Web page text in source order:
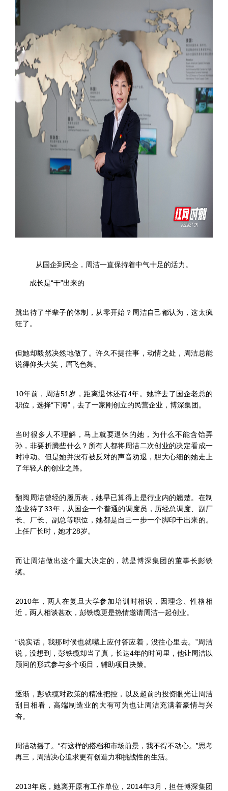
从国企到民企，周洁一直保持着中气十足的活力。
成长是“干”出来的
跳出待了半辈子的体制，从零开始？周洁自己都认为，这太疯
狂了。
但她却毅然决然地做了。许久不提往事，动情之处，周洁总能
说得仰头大笑，眉飞色舞。
10年前，周洁51岁，距离退休还有4年。她辞去了国企老总的
职位，选择“下海”，去了一家刚创立的民营企业，博深集团。
当时很多人不理解，马上就要退休的她，为什么不能含饴弄
孙，非要折腾些什么？所有人都将周洁二次创业的决定看成一
时冲动。但是她并没有被反对的声音劝退，胆大心细的她走上
了年轻人的创业之路。
翻阅周洁曾经的履历表，她早已算得上是行业内的翘楚。在制
造业待了33年，从国企一个普通的调度员，历经总调度、副厂
长、厂长、副总等职位，她都是自己一步一个脚印干出来的。
上任厂长时，她才28岁。
而让周洁做出这个重大决定的，就是博深集团的董事长彭铁
缆。
2010年，两人在复旦大学参加培训时相识，因理念、性格相
近，两人相谈甚欢，彭铁缆更是热情邀请周洁一起创业。
“说实话，我那时候也就嘴上应付答应着，没往心里去。”周洁
说，没想到，彭铁缆却当了真，长达4年的时间里，他让周洁以
顾问的形式参与多个项目，辅助项目决策。
逐渐，彭铁缆对政策的精准把控，以及超前的投资眼光让周洁
刮目相看，高端制造业的大有可为也让周洁充满着豪情与兴
奋。
周洁动摇了。“有这样的搭档和市场前景，我不得不动心。”思考
再三，周洁决心追求更有创造力和挑战性的生活。
2013年底，她离开原有工作单位，2014年3月，担任博深集团